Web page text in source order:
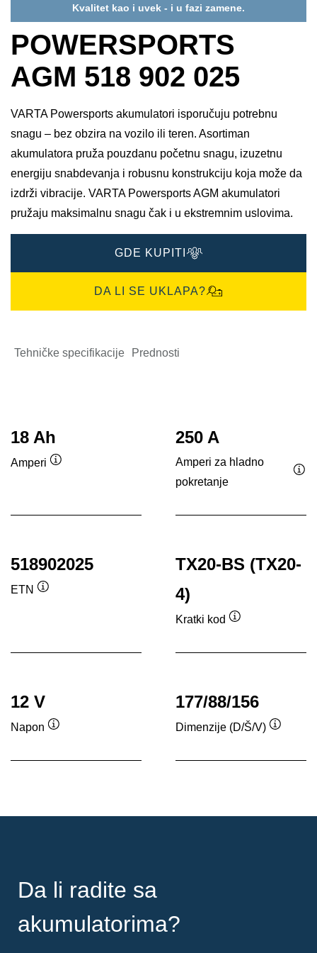
Kvalitet kao i uvek - i u fazi zamene.
POWERSPORTS
AGM 518 902 025
VARTA Powersports akumulatori isporučuju potrebnu
snagu – bez obzira na vozilo ili teren. Asortiman
akumulatora pruža pouzdanu početnu snagu, izuzetnu
energiju snabdevanja i robusnu konstrukciju koja može da
izdrži vibracije. VARTA Powersports AGM akumulatori
pružaju maksimalnu snagu čak i u ekstremnim uslovima.
GDE KUPITI
DA LI SE UKLAPA?
Tehničke specifikacije Prednosti
18 Ah
Amperi
250 A
Amperi za hladno
pokretanje
518902025
ETN
TX20-BS (TX20-
4)
Kratki kod
12 V
Napon
177/88/156
Dimenzije (D/Š/V)
Da li radite sa
akumulatorima?